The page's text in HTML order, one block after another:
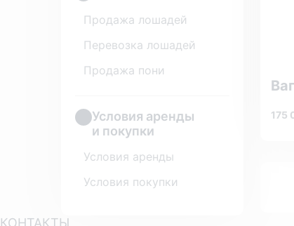
Продажа лошадей
Перевозка лошадей
Продажа пони
Условия аренды
и покупки
Условия аренды
Условия покупки
175
КОНТАКТЫ